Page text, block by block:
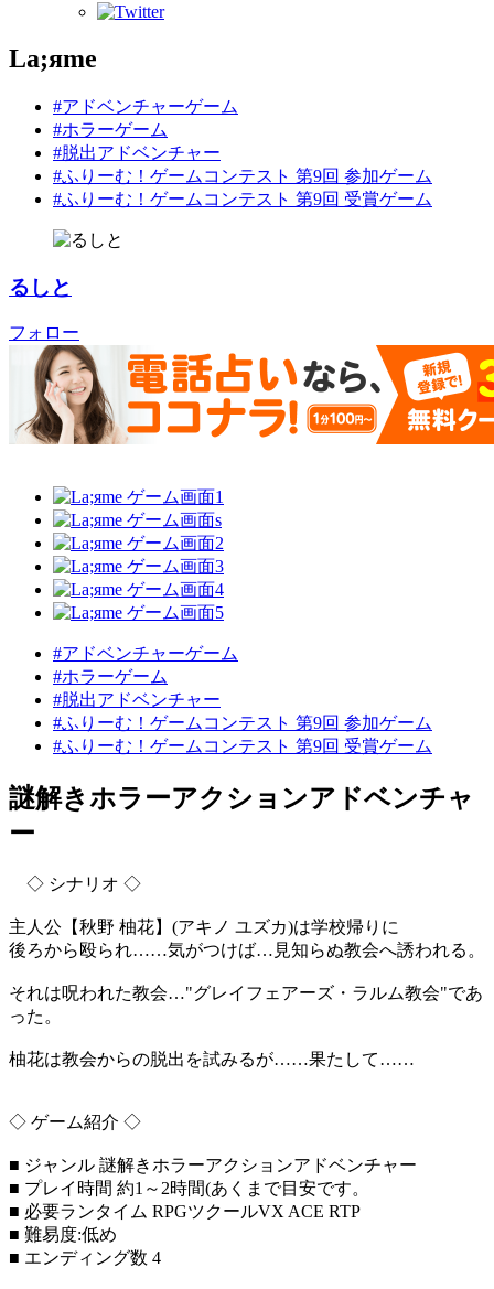
La;яme
#アドベンチャーゲーム
#ホラーゲーム
#脱出アドベンチャー
#ふりーむ！ゲームコンテスト 第9回 参加ゲーム
#ふりーむ！ゲームコンテスト 第9回 受賞ゲーム
るしと
フォロー
#アドベンチャーゲーム
#ホラーゲーム
#脱出アドベンチャー
#ふりーむ！ゲームコンテスト 第9回 参加ゲーム
#ふりーむ！ゲームコンテスト 第9回 受賞ゲーム
謎解きホラーアクションアドベンチャ
ー
◇ シナリオ ◇
主人公【秋野 柚花】(アキノ ユズカ)は学校帰りに
後ろから殴られ……気がつけば…見知らぬ教会へ誘われる。
それは呪われた教会…"グレイフェアーズ・ラルム教会"であ
った。
柚花は教会からの脱出を試みるが……果たして……
◇ ゲーム紹介 ◇
■ ジャンル 謎解きホラーアクションアドベンチャー
■ プレイ時間 約1～2時間(あくまで目安です。
■ 必要ランタイム RPGツクールVX ACE RTP
■ 難易度:低め
■ エンディング数 4